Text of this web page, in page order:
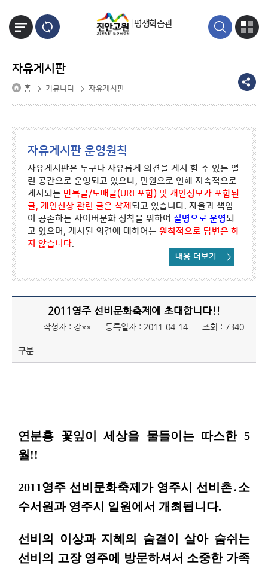
평생학습관
자유게시판
홈 커뮤니티 자유게시판
자유게시판 운영원칙
자유게시판은 누구나 자유롭게 의견을 게시 할 수 있는 열
린 공간으로 운영되고 있으나, 민원으로 인해 지속적으로
게시되는 반복글/도배글(URL포함) 및 개인정보가 포함된
글, 개인신상 관련 글은 삭제 되고 있습니다. 자율과 책임
이 공존하는 사이버문화 정착을 위하여 실명으로 운영되
고 있으며, 게시된 의견에 대하여는 원칙적으로 답변은 하
지 않습니다.
내용 더보기
2011영주 선비문화축제에 초대합니다!!
작성자 : 강** 등록일자 : 2011-04-14 조회 : 7340
구분
연분홍 꽃잎이 세상을 물들이는 따스한 5
월!!
2011영주 선비문화축제가 영주시 선비촌․소
수서원과 영주시 일원에서 개최됩니다.
선비의 이상과 지혜의 숨결이 살아 숨쉬는
선비의 고장 영주에 방문하셔서 소중한 가족